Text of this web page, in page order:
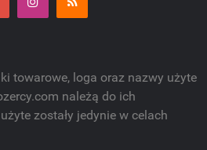
towarowe, loga oraz nazwy użyte
należą do ich
zostały jedynie w celach